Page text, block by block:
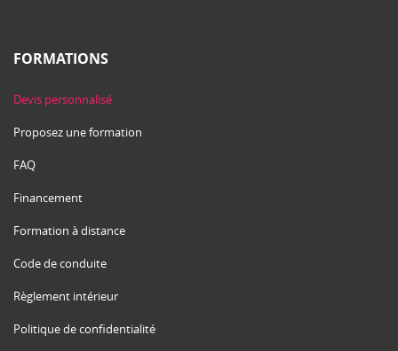
FORMATIONS
Devis personnalisé
Proposez une formation
FAQ
Financement
Formation à distance
Code de conduite
Règlement intérieur
Politique de confidentialité